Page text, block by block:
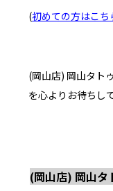
(初めての方はこち
(岡山店) 岡山タト
を心よりお待ちし
(岡山店) 岡山